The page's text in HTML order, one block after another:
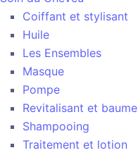
Coiffant et stylisant
Huile
Les Ensembles
Masque
Pompe
Revitalisant et baume
Shampooing
Traitement et lotion